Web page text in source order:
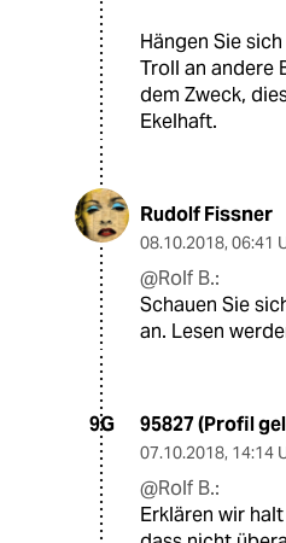
Hängen Sie
Troll an andere
dem Zweck,
Ekelhaft.
Rudolf Fissner
08.10.2018, 06:41
@Rolf B.:
Schauen Sie
an. Lesen
9G 95827 (Profil
07.10.2018, 14:14
@Rolf B.:
Erklären wir